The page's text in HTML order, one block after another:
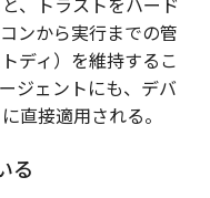
ンから実行までの管
ディ）を維持するこ
ジェントにも、デバ
直接適用される。
る